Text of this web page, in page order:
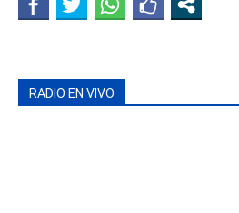
RADIO EN VIVO